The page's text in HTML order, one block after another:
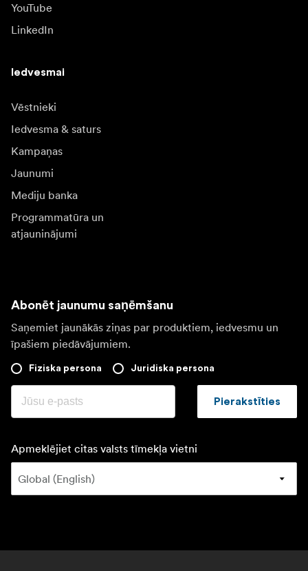
YouTube
LinkedIn
Iedvesmai
Vēstnieki
Iedvesma & saturs
Kampaņas
Jaunumi
Mediju banka
Programmatūra un
atjauninājumi
Abonēt jaunumu saņēmšanu
Saņemiet jaunākās ziņas par produktiem, iedvesmu un
īpašiem piedāvājumiem.
Fiziska persona Juridiska persona
Pierakstīties
Apmeklējiet citas valsts tīmekļa vietni